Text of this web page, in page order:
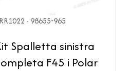
- 98655-965
Spalletta sinistra
F45 i Polar